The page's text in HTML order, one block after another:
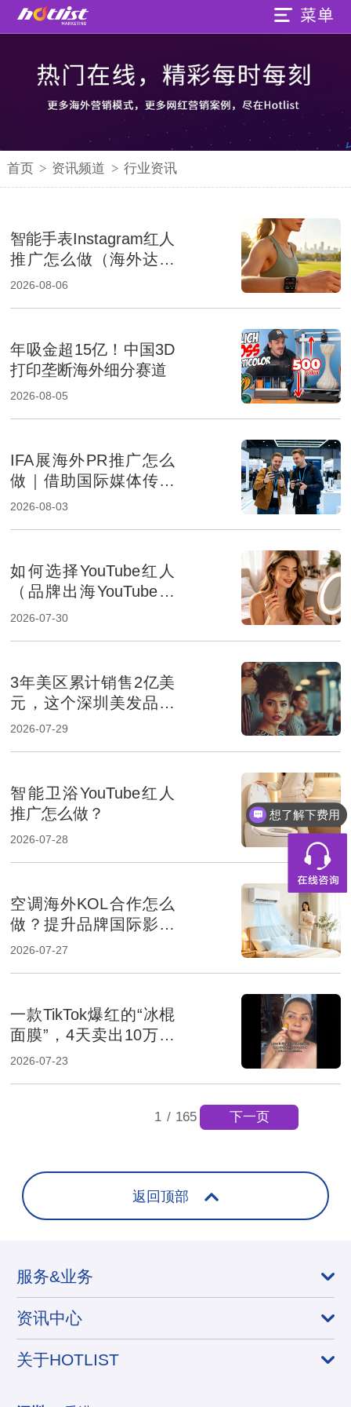
首页 > 资讯频道 > 行业资讯
智能手表Instagram红人
推广怎么做（海外达人
营销提升品牌影响力）
2026-08-06
年吸金超15亿！中国3D
打印垄断海外细分赛道
2026-08-05
IFA展海外PR推广怎么
做｜借助国际媒体传播
提升消费电子品牌影响
2026-08-03
如何选择YouTube红人
（品牌出海YouTube达
人筛选方法解析）
2026-07-30
3年美区累计销售2亿美
元，这个深圳美发品牌
凭什么？
2026-07-29
智能卫浴YouTube红人
推广怎么做？
2026-07-28
空调海外KOL合作怎么
做？提升品牌国际影响
力的达人营销指南
2026-07-27
一款TikTok爆红的“冰棍
面膜”，4天卖出10万美
元，产品两次售罄
2026-07-23
1 / 165 下一页
返回顶部
服务&业务
资讯中心
关于HOTLIST
想了解下费用